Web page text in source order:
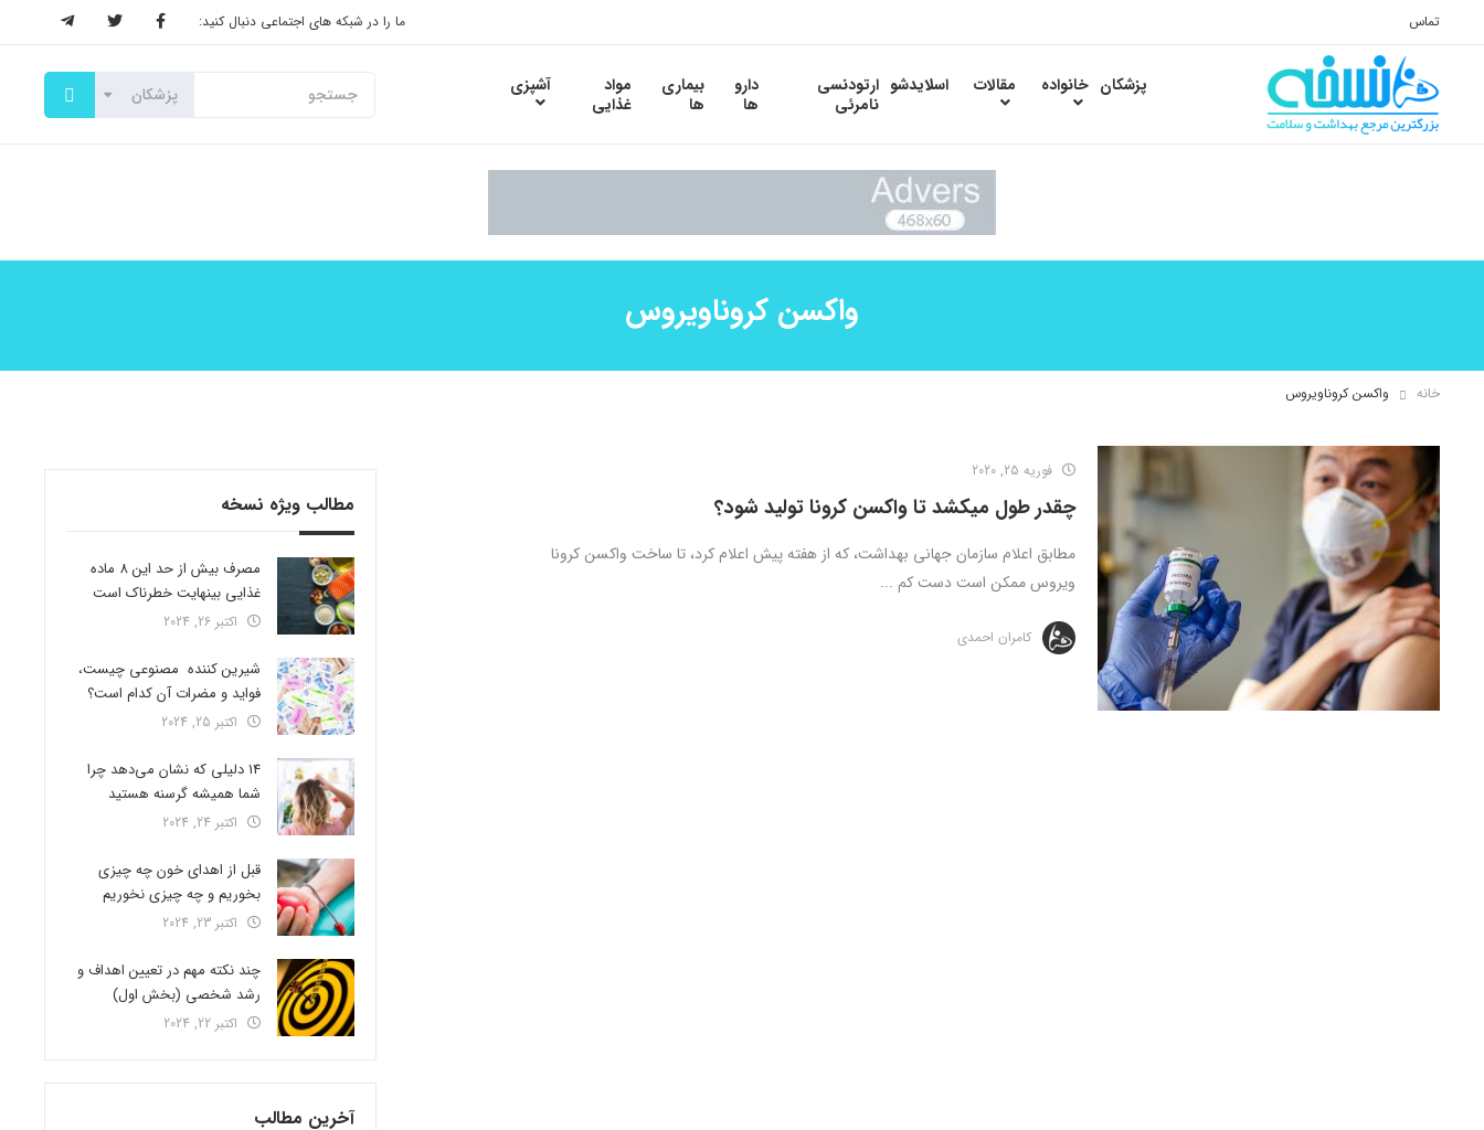
تماس ما را در شبکه های اجتماعی دنبال کنید:
پزشکان خانواده مقالات اسلایدشو ارتودنسی
نامرئی
دارو
ها
بیماری
ها
مواد
غذایی
آشپزی
واکسن کروناویروس
خانه واکسن کروناویروس
فوریه 25, 2020
چقدر طول میکشد تا واکسن کرونا تولید شود؟
مطابق اعلام سازمان جهانی بهداشت، که از هفته پیش اعلام کرد، تا ساخت واکسن کرونا
ویروس ممکن است دست کم ...
کامران احمدی
مطالب ویژه نسخه
مصرف بیش از حد این 8 ماده
غذایی بینهایت خطرناک است
اکتبر 26, 2024
شیرین کننده مصنوعی چیست،
فواید و مضرات آن کدام است؟
اکتبر 25, 2024
14 دلیلی که نشان می‌دهد چرا
شما همیشه گرسنه هستید
اکتبر 24, 2024
قبل از اهدای خون چه چیزی
بخوریم و چه چیزی نخوریم
اکتبر 23, 2024
چند نکته مهم در تعیین اهداف و
رشد شخصی (بخش اول)
اکتبر 22, 2024
آخرین مطالب